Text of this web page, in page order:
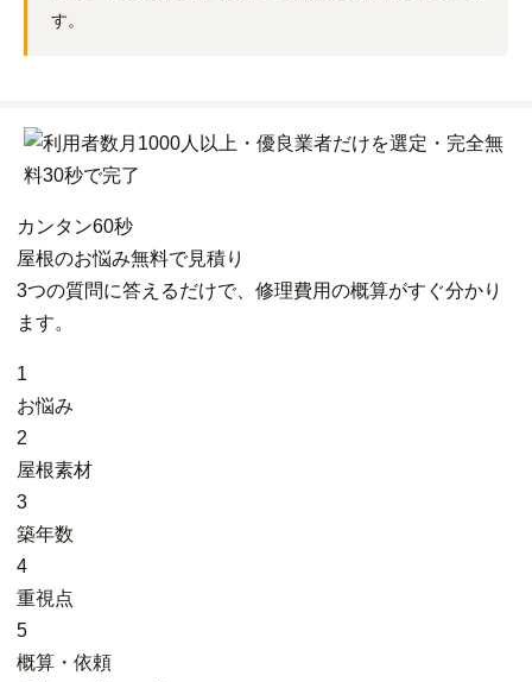
す。
カンタン60秒
屋根のお悩み無料で見積り
3つの質問に答えるだけで、修理費用の概算がすぐ分かり
ます。
1
お悩み
2
屋根素材
3
築年数
4
重視点
5
概算・依頼